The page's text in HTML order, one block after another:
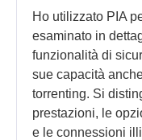
Ho utilizzato PIA
esaminato in
funzionalità di
sue capacità
torrenting. Si
prestazioni, le
e le connessioni